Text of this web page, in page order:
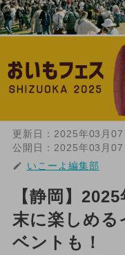
更新日： 2025年03月07
公開日： 2025年03月07
いこーよ編集部
【静岡】
末に楽しめ
ベントも！